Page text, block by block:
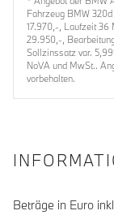
Fahrzeug BMW
17.970,-, Laufzeit 36
29.950,-,
Sollzinssatz var.
NoVA und MwSt..
vorbehalten.
Beträge in Euro